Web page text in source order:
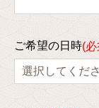
ご希望の日時